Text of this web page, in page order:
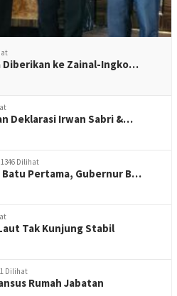
Diberikan ke Zainal-Ingko…
Deklarasi Irwan Sabri &…
1346 Dilihat
Pertama, Gubernur B…
Tak Kunjung Stabil
Dilihat
Rumah Jabatan